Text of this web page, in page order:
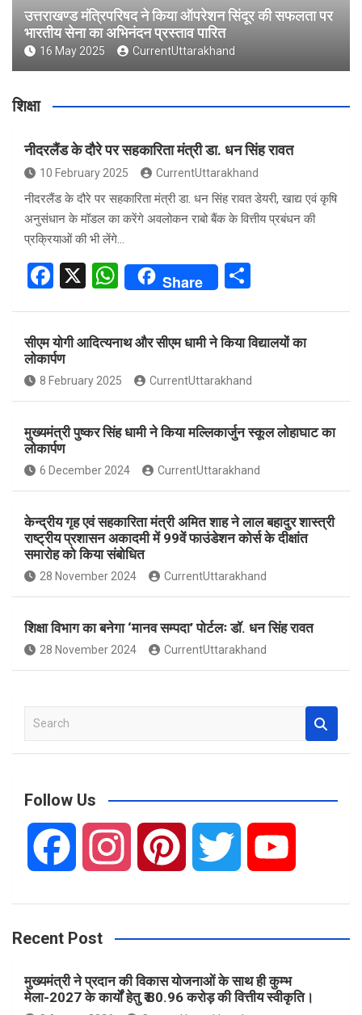
उत्तराखण्ड मंत्रिपरिषद ने किया ऑपरेशन सिंदूर की सफलता पर
भारतीय सेना का अभिनंदन प्रस्ताव पारित
16 May 2025 CurrentUttarakhand
शिक्षा
नीदरलैंड के दौरे पर सहकारिता मंत्री डा. धन सिंह रावत
10 February 2025 CurrentUttarakhand
नीदरलैंड के दौरे पर सहकारिता मंत्री डा. धन सिंह रावत डेयरी, खाद्य एवं कृषि
अनुसंधान के मॉडल का करेंगे अवलोकन राबो बैंक के वित्तीय प्रबंधन की
प्रक्रियाओं की भी लेंगे…
F
ce
b
o
o
k
X
W
s
A
p
p
Share
ar
e
सीएम योगी आदित्यनाथ और सीएम धामी ने किया विद्यालयों का
लोकार्पण
8 February 2025 CurrentUttarakhand
मुख्यमंत्री पुष्कर सिंह धामी ने किया मल्लिकार्जुन स्कूल लोहाघाट का
लोकार्पण
6 December 2024 CurrentUttarakhand
केन्द्रीय गृह एवं सहकारिता मंत्री अमित शाह ने लाल बहादुर शास्त्री
राष्ट्रीय प्रशासन अकादमी में 99वें फाउंडेशन कोर्स के दीक्षांत
समारोह को किया संबोधित
28 November 2024 CurrentUttarakhand
शिक्षा विभाग का बनेगा ‘मानव सम्पदा’ पोर्टलः डॉ. धन सिंह रावत
28 November 2024 CurrentUttarakhand
a
c
Follow Us
c
e
s
t
n
t
i
t
u
T
Recent Post
मुख्यमंत्री ने प्रदान की विकास योजनाओं के साथ ही कुम्भ
मेला-2027 के कार्यों हेतु ₹ 80.96 करोड़ की वित्तीय स्वीकृति।